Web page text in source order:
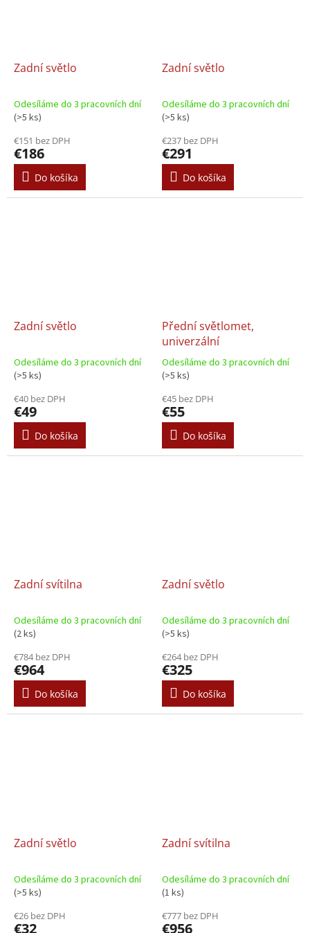
Zadní světlo
Odesíláme do 3 pracovních dní
(>5 ks)
€151 bez DPH
€186
Do košíka
Zadní světlo
Odesíláme do 3 pracovních dní
(>5 ks)
€237 bez DPH
€291
Do košíka
Zadní světlo
Odesíláme do 3 pracovních dní
(>5 ks)
€40 bez DPH
€49
Do košíka
Přední světlomet,
univerzální
Odesíláme do 3 pracovních dní
(>5 ks)
€45 bez DPH
€55
Do košíka
Zadní svítilna
Odesíláme do 3 pracovních dní
(2 ks)
€784 bez DPH
€964
Do košíka
Zadní světlo
Odesíláme do 3 pracovních dní
(>5 ks)
€264 bez DPH
€325
Do košíka
Zadní světlo
Odesíláme do 3 pracovních dní
(>5 ks)
€26 bez DPH
€32
Zadní svítilna
Odesíláme do 3 pracovních dní
(1 ks)
€777 bez DPH
€956